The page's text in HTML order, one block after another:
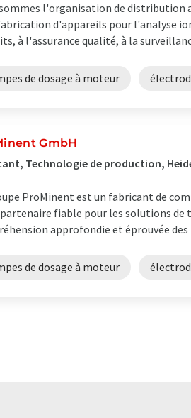
l'organisation de distribution
d'appareils pour l'analyse
à l'assurance qualité, à la
de dosage à moteur
GmbH
Technologie de production,
ProMinent est un fabricant de
partenaire fiable pour les solutions de
approfondie et éprouvée
de dosage à moteur